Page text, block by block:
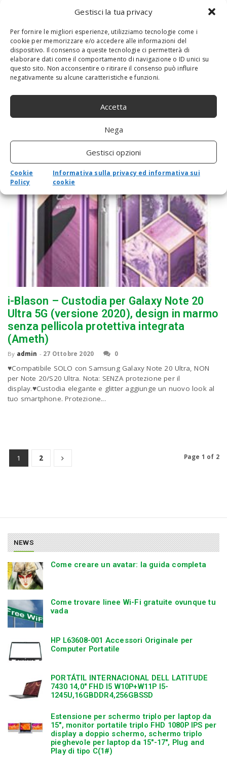
Gestisci la tua privacy
Per fornire le migliori esperienze, utilizziamo tecnologie come i
cookie per memorizzare e/o accedere alle informazioni del
dispositivo. Il consenso a queste tecnologie ci permetterà di
elaborare dati come il comportamento di navigazione o ID unici su
questo sito. Non acconsentire o ritirare il consenso può influire
negativamente su alcune caratteristiche e funzioni.
Accetta
Nega
Gestisci opzioni
Cookie
Policy
Informativa sulla privacy ed informativa sui
cookie
Pixel G1s – Lampada video RGB LED
integrata, batteria da 12 W, colore pieno e
12 luci a colori, CRI≥97 2500-8500 K,
dimmerabile, con alloggiamento in lega di
alluminio
admin
【 Illuminazione colorata 】 La luce video RGB LED utilizza 80
perline LED (bi-color) e 70 perline LED RGB con una potenza di
illuminazione di 1500 Lux @ 0,5 m....
i-Blason – Custodia per Galaxy Note 20
Ultra 5G (versione 2020), design in marmo
senza pellicola protettiva integrata
(Ameth)
By admin - 27 Ottobre 2020 0
♥Compatibile SOLO con Samsung Galaxy Note 20 Ultra, NON
per Note 20/S20 Ultra. Nota: SENZA protezione per il
display.♥Custodia elegante e glitter aggiunge un nuovo look al
tuo smartphone. Protezione...
1 2 Page 1 of 2
NEWS
Come creare un avatar: la guida completa
Come trovare linee Wi-Fi gratuite ovunque tu
vada
HP L63608-001 Accessori Originale per
Computer Portatile
PORTÁTIL INTERNACIONAL DELL LATITUDE
7430 14,0″ FHD I5 W10P+W11P I5-
1245U,16GBDDR4,256GBSSD
Estensione per schermo triplo per laptop da
15″, monitor portatile triplo FHD 1080P IPS per
display a doppio schermo, schermo triplo
pieghevole per laptop da 15″-17″, Plug and
Play di tipo C(1#)